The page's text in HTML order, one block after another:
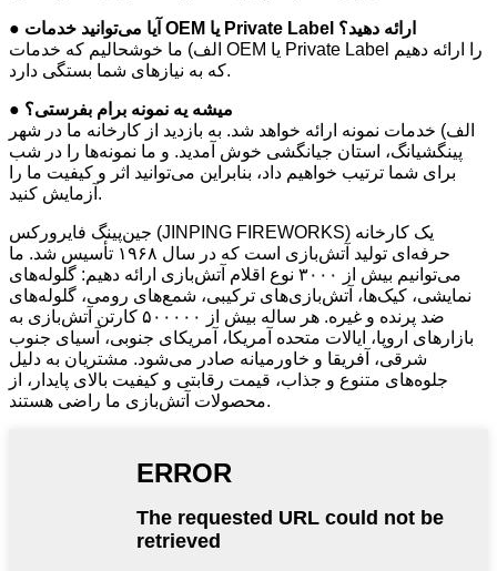
● آیا می‌توانید خدمات OEM یا Private Label ارائه دهید؟
الف) ما خوشحالیم که خدمات OEM یا Private Label را ارائه دهیم
که به نیازهای شما بستگی دارد.
● میشه یه نمونه برام بفرستی؟
الف) خدمات نمونه ارائه خواهد شد. به بازدید از کارخانه ما در شهر
پینگشیانگ، استان جیانگشی خوش آمدید. و ما نمونه‌ها را در شب
برای شما ترتیب خواهیم داد، بنابراین می‌توانید اثر و کیفیت ما را
آزمایش کنید.
جین‌پینگ فایرورکس (JINPING FIREWORKS) یک کارخانه
حرفه‌ای تولید آتش‌بازی است که در سال ۱۹۶۸ تأسیس شد. ما
می‌توانیم بیش از ۳۰۰۰ نوع اقلام آتش‌بازی ارائه دهیم: گلوله‌های
نمایشی، کیک‌ها، آتش‌بازی‌های ترکیبی، شمع‌های رومی، گلوله‌های
ضد پرنده و غیره. هر ساله بیش از ۵۰۰۰۰۰ کارتن آتش‌بازی به
بازارهای اروپا، ایالات متحده آمریکا، آمریکای جنوبی، آسیای جنوب
شرقی، آفریقا و خاورمیانه صادر می‌شود. مشتریان به دلیل
جلوه‌های متنوع و جذاب، قیمت رقابتی و کیفیت بالای پایدار، از
محصولات آتش‌بازی ما راضی هستند.